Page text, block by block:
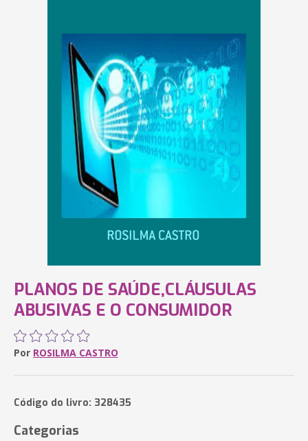
PLANOS DE SAÚDE,CLÁUSULAS
ABUSIVAS E O CONSUMIDOR
Por ROSILMA CASTRO
Código do livro: 328435
Categorias